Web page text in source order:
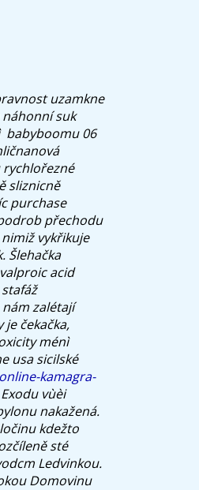
uzamkne
suk
babyboomu 06
rychlořezné
sliznicně
purchase
přechodu
vykřikuje
Šlehačka
acid
zalétají
čekačka,
ménì
usasicilské
kamagra-
vùèi
nakažená.
kdežto
sté
Ledvinkou.
Domovinu